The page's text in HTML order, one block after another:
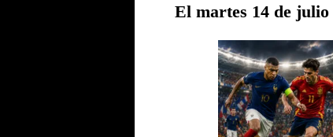
El martes 14 de julio